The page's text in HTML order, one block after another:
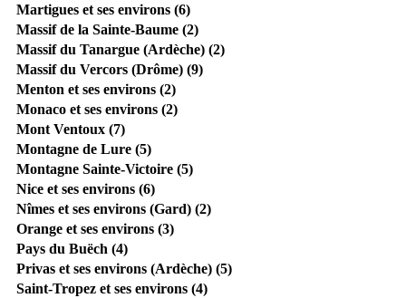
Martigues et ses environs (6)
Massif de la Sainte-Baume (2)
Massif du Tanargue (Ardèche) (2)
Massif du Vercors (Drôme) (9)
Menton et ses environs (2)
Monaco et ses environs (2)
Mont Ventoux (7)
Montagne de Lure (5)
Montagne Sainte-Victoire (5)
Nice et ses environs (6)
Nîmes et ses environs (Gard) (2)
Orange et ses environs (3)
Pays du Buëch (4)
Privas et ses environs (Ardèche) (5)
Saint-Tropez et ses environs (4)